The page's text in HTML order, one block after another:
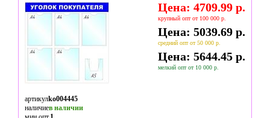
Цена: 4709.99 р.
крупный опт от 100 000 р.
Цена: 5039.69 р.
средний опт от 50 000 р.
Цена: 5644.45 р.
мелкий опт от 10 000 р.
артикулko004445
наличиев наличии